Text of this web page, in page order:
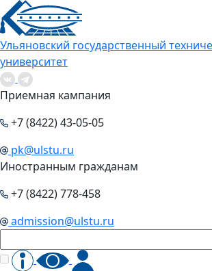
Ульяновский государственный
университет
Приемная кампания
+7 (8422) 43-05-05
pk@ulstu.ru
Иностранным гражданам
+7 (8422) 778-458
admission@ulstu.ru